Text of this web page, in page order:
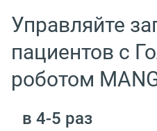
Управляйте
пациентов с
роботом
в 4-5 раз